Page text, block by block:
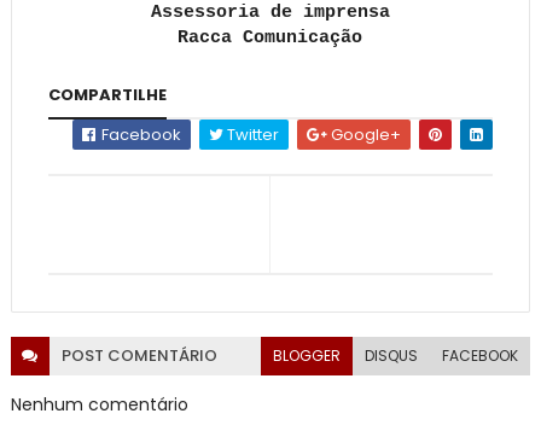
Assessoria de imprensa
Racca Comunicação
COMPARTILHE
Facebook
Twitter Google+
POST COMENTÁRIO BLOGGER DISQUS FACEBOOK
Nenhum comentário